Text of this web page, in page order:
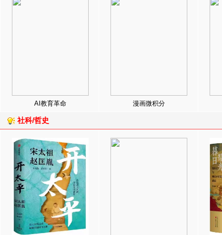
AI教育革命 漫画微积分
社科/哲史